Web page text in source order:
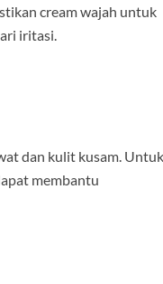
cream wajah untuk
iritasi.
dan kulit kusam. Untuk
membantu